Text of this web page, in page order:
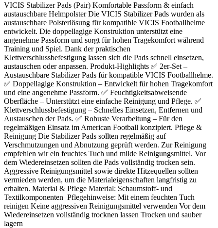
VICIS Stabilizer Pads (Pair) Komfortable Passform & einfach
austauschbare Helmpolster Die VICIS Stabilizer Pads wurden als
austauschbare Polsterlösung für kompatible VICIS Footballhelme
entwickelt. Die doppellagige Konstruktion unterstützt eine
angenehme Passform und sorgt für hohen Tragekomfort während
Training und Spiel. Dank der praktischen
Klettverschlussbefestigung lassen sich die Pads schnell einsetzen,
austauschen oder anpassen. Produkt-Highlights ✅ 2er-Set –
Austauschbare Stabilizer Pads für kompatible VICIS Footballhelme.
✅ Doppellagige Konstruktion – Entwickelt für hohen Tragekomfort
und eine angenehme Passform. ✅ Feuchtigkeitsabweisende
Oberfläche – Unterstützt eine einfache Reinigung und Pflege. ✅
Klettverschlussbefestigung – Schnelles Einsetzen, Entfernen und
Austauschen der Pads. ✅ Robuste Verarbeitung – Für den
regelmäßigen Einsatz im American Football konzipiert. Pflege &
Reinigung Die Stabilizer Pads sollten regelmäßig auf
Verschmutzungen und Abnutzung geprüft werden. Zur Reinigung
empfehlen wir ein feuchtes Tuch und milde Reinigungsmittel. Vor
dem Wiedereinsetzen sollten die Pads vollständig trocken sein.
Aggressive Reinigungsmittel sowie direkte Hitzequellen sollten
vermieden werden, um die Materialeigenschaften langfristig zu
erhalten. Material & Pflege Material: Schaumstoff- und
Textilkomponenten Pflegehinweise: Mit einem feuchten Tuch
reinigen Keine aggressiven Reinigungsmittel verwenden Vor dem
Wiedereinsetzen vollständig trocknen lassen Trocken und sauber
lagern